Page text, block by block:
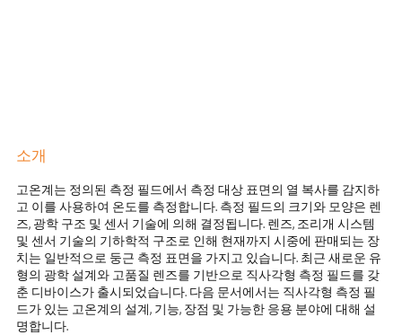
소개
고온계는 정의된 측정 필드에서 측정 대상 표면의 열 복사를 감지하
고 이를 사용하여 온도를 측정합니다. 측정 필드의 크기와 모양은 렌
즈, 광학 구조 및 센서 기술에 의해 결정됩니다. 렌즈, 조리개 시스템
및 센서 기술의 기하학적 구조로 인해 현재까지 시중에 판매되는 장
치는 일반적으로 둥근 측정 표면을 가지고 있습니다. 최근 새로운 유
형의 광학 설계와 고품질 렌즈를 기반으로 직사각형 측정 필드를 갖
춘 디바이스가 출시되었습니다. 다음 문서에서는 직사각형 측정 필
드가 있는 고온계의 설계, 기능, 장점 및 가능한 응용 분야에 대해 설
명합니다.